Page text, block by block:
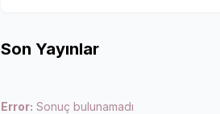
Son Yayınlar
Error: Sonuç bulunamadı